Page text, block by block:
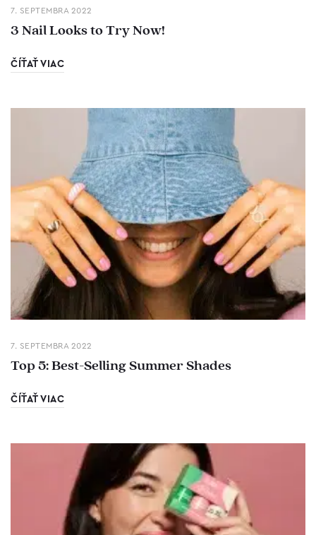
7. SEPTEMBRA 2022
3 Nail Looks to Try Now!
ČÍŤAŤ VIAC
7. SEPTEMBRA 2022
Top 5: Best-Selling Summer Shades
ČÍŤAŤ VIAC